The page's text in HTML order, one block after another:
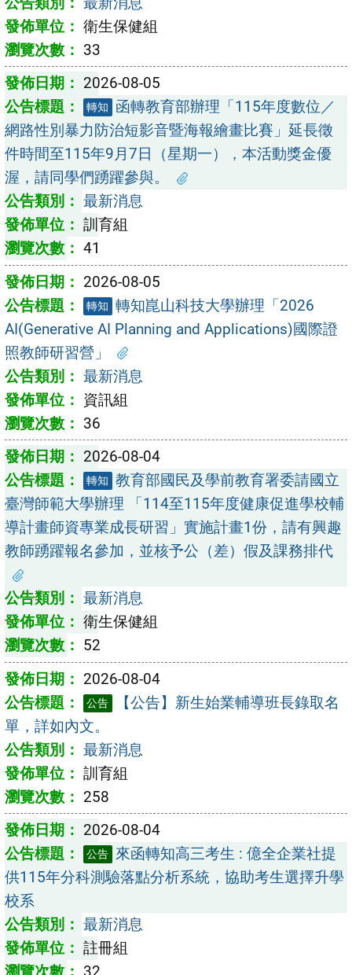
衛生保健組
33
2026-08-05
轉知
函轉教育部辦理「115年度數位／
網路性別暴力防治短影音暨海報繪畫比賽」延長徵
件時間至115年9月7日（星期一），本活動獎金優
渥，請同學們踴躍參與。
最新消息
訓育組
41
2026-08-05
轉知 轉知崑山科技大學辦理「2026
AI(Generative AI Planning and Applications)國際證
照教師研習營」
最新消息
資訊組
36
2026-08-04
轉知 教育部國民及學前教育署委請國立
臺灣師範大學辦理 「114至115年度健康促進學校輔
導計畫師資專業成長研習」實施計畫1份，請有興趣
教師踴躍報名參加，並核予公（差）假及課務排代
最新消息
衛生保健組
52
2026-08-04
公告
【公告】新生始業輔導班長錄取名
單，詳如內文。
最新消息
訓育組
258
2026-08-04
公告 來函轉知高三考生 : 億全企業社提
供115年分科測驗落點分析系統，協助考生選擇升學
校系
最新消息
註冊組